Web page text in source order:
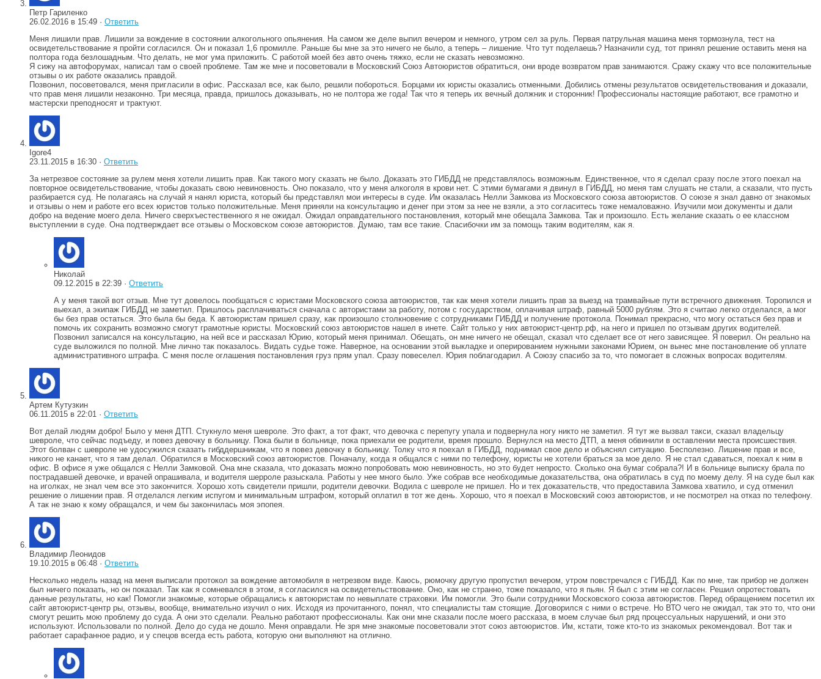
Петр Гариленко
26.02.2016 в 15:49 · Ответить
Меня лишили прав. Лишили за вождение в состоянии алкогольного опьянения. На самом же деле выпил вечером и немного, утром сел за руль. Первая патрульная машина меня тормознула, тест на
освидетельствование я пройти согласился. Он и показал 1,6 промилле. Раньше бы мне за это ничего не было, а теперь – лишение. Что тут поделаешь? Назначили суд, тот принял решение оставить меня на
полтора года безлошадным. Что делать, не мог ума приложить. С работой моей без авто очень тяжко, если не сказать невозможно.
Я сижу на автофорумах, написал там о своей проблеме. Там же мне и посоветовали в Московский Союз Автоюристов обратиться, они вроде возвратом прав занимаются. Сражу скажу что все положительные
отзывы о их работе оказались правдой.
Позвонил, посоветовался, меня пригласили в офис. Рассказал все, как было, решили побороться. Борцами их юристы оказались отменными. Добились отмены результатов освидетельствования и доказали,
что прав меня лишили незаконно. Три месяца, правда, пришлось доказывать, но не полтора же года! Так что я теперь их вечный должник и сторонник! Профессионалы настоящие работают, все грамотно и
мастерски преподносят и трактуют.
Igore4
23.11.2015 в 16:30 · Ответить
За нетрезвое состояние за рулем меня хотели лишить прав. Как такого могу сказать не было. Доказать это ГИБДД не представлялось возможным. Единственное, что я сделал сразу после этого поехал на
повторное освидетельствование, чтобы доказать свою невиновность. Оно показало, что у меня алкоголя в крови нет. С этими бумагами я двинул в ГИБДД, но меня там слушать не стали, а сказали, что пусть
разбирается суд. Не полагаясь на случай я нанял юриста, который бы представлял мои интересы в суде. Им оказалась Нелли Замкова из Московского союза автоюристов. О союзе я знал давно от знакомых
и отзывы о нем и работе его всех юристов только положительные. Меня приняли на консультацию и денег при этом за нее не взяли, а это согласитесь тоже немаловажно. Изучили мои документы и дали
добро на ведение моего дела. Ничего сверхъестественного я не ожидал. Ожидал оправдательного постановления, который мне обещала Замкова. Так и произошло. Есть желание сказать о ее классном
выступлении в суде. Она подтверждает все отзывы о Московском союзе автоюристов. Думаю, там все такие. Спасибочки им за помощь таким водителям, как я.
Николай
09.12.2015 в 22:39 · Ответить
А у меня такой вот отзыв. Мне тут довелось пообщаться с юристами Московского союза автоюристов, так как меня хотели лишить прав за выезд на трамвайные пути встречного движения. Торопился и
выехал, а экипаж ГИБДД не заметил. Пришлось расплачиваться сначала с автористами за работу, потом с государством, оплачивая штраф, равный 5000 рублям. Это я считаю легко отделался, а мог
бы без прав остаться. Это была бы беда. К автоюристам пришел сразу, как произошло столкновение с сотрудниками ГИБДД и получение протокола. Понимал прекрасно, что могу остаться без прав и
помочь их сохранить возможно смогут грамотные юристы. Московский союз автоюристов нашел в инете. Сайт только у них автоюрист-центр.рф, на него и пришел по отзывам других водителей.
Позвонил записался на консультацию, на ней все и рассказал Юрию, который меня принимал. Обещать, он мне ничего не обещал, сказал что сделает все от него зависящее. Я поверил. Он реально на
суде выложился по полной. Мне лично так показалось. Видать судье тоже. Наверное, на основании этой выкладке и оперированием нужными законами Юрием, он вынес мне постановление об уплате
административного штрафа. С меня после оглашения постановления груз прям упал. Сразу повеселел. Юрия поблагодарил. А Союзу спасибо за то, что помогает в сложных вопросах водителям.
Артем Кутузкин
06.11.2015 в 22:01 · Ответить
Вот делай людям добро! Было у меня ДТП. Стукнуло меня шевроле. Это факт, а тот факт, что девочка с перепугу упала и подвернула ногу никто не заметил. Я тут же вызвал такси, сказал владельцу
шевроле, что сейчас подъеду, и повез девочку в больницу. Пока были в больнице, пока приехали ее родители, время прошло. Вернулся на место ДТП, а меня обвинили в оставлении места происшествия.
Этот болван с шевроле не удосужился сказать гибддершникам, что я повез девочку в больницу. Толку что я поехал в ГИБДД, поднимал свое дело и объяснял ситуацию. Бесполезно. Лишение прав и все,
никого не канает, что я там делал. Обратился в Московский союз автоюристов. Поначалу, когда я общался с ними по телефону, юристы не хотели браться за мое дело. Я не стал сдаваться, поехал к ним в
офис. В офисе я уже общался с Нелли Замковой. Она мне сказала, что доказать можно попробовать мою невиновность, но это будет непросто. Сколько она бумаг собрала?! И в больнице выписку брала по
пострадавшей девочке, и врачей опрашивала, и водителя шерроле разыскала. Работы у нее много было. Уже собрав все необходимые доказательства, она обратилась в суд по моему делу. Я на суде был как
на иголках, не знал чем все это закончится. Хорошо хоть свидетели пришли, родители девочки. Водила с шевроле не пришел. Но и тех доказательств, что предоставила Замкова хватило, и суд отменил
решение о лишении прав. Я отделался легким испугом и минимальным штрафом, который оплатил в тот же день. Хорошо, что я поехал в Московский союз автоюристов, и не посмотрел на отказ по телефону.
А так не знаю к кому обращался, и чем бы закончилась моя эпопея.
Владимир Леонидов
19.10.2015 в 06:48 · Ответить
Несколько недель назад на меня выписали протокол за вождение автомобиля в нетрезвом виде. Каюсь, рюмочку другую пропустил вечером, утром повстречался с ГИБДД. Как по мне, так прибор не должен
был ничего показать, но он показал. Так как я сомневался в этом, я согласился на освидетельствование. Оно, как не странно, тоже показало, что я пьян. Я был с этим не согласен. Решил опротестовать
данные результаты, но как! Помогли знакомые, которые обращались к автоюристам по невыплате страховки. Им помогли. Это были сотрудники Московского союза автоюристов. Перед обращением посетил их
сайт автоюрист-центр ры, отзывы, вообще, внимательно изучил о них. Исходя из прочитанного, понял, что специалисты там стоящие. Договорился с ними о встрече. Но ВТО чего не ожидал, так это то, что они
смогут решить мою проблему до суда. А они это сделали. Реально работают профессионалы. Как они мне сказали после моего рассказа, в моем случае был ряд процессуальных нарушений, и они это
используют. Использовали по полной. Дело до суда не дошло. Меня оправдали. Не зря мне знакомые посоветовали этот союз автоюристов. Им, кстати, тоже кто-то из знакомых рекомендовал. Вот так и
работает сарафанное радио, и у спецов всегда есть работа, которую они выполняют на отлично.